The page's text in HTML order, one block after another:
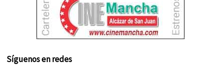
Síguenos en redes